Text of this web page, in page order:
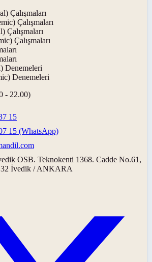
Çalışmaları
Çalışmaları
Çalışmaları
Çalışmaları
Denemeleri
Denemeleri
- 22.00)
15
15 (WhatsApp)
OSB. Teknokenti 1368. Cadde No.61,
İvedik / ANKARA